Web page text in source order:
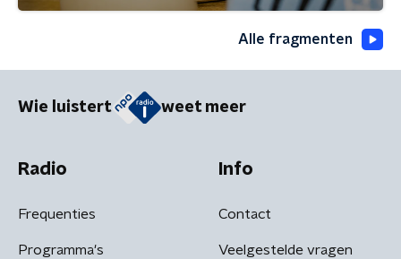
Alle fragmenten
Wie luistert weet meer
Radio
Frequenties
Programma's
Info
Contact
Veelgestelde vragen